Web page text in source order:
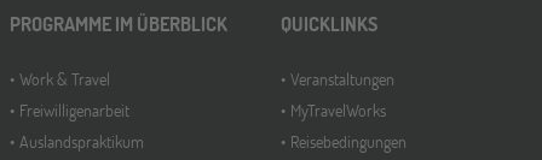
PROGRAMME IM ÜBERBLICK
Work & Travel
Freiwilligenarbeit
Auslandspraktikum
QUICKLINKS
Veranstaltungen
MyTravelWorks
Reisebedingungen